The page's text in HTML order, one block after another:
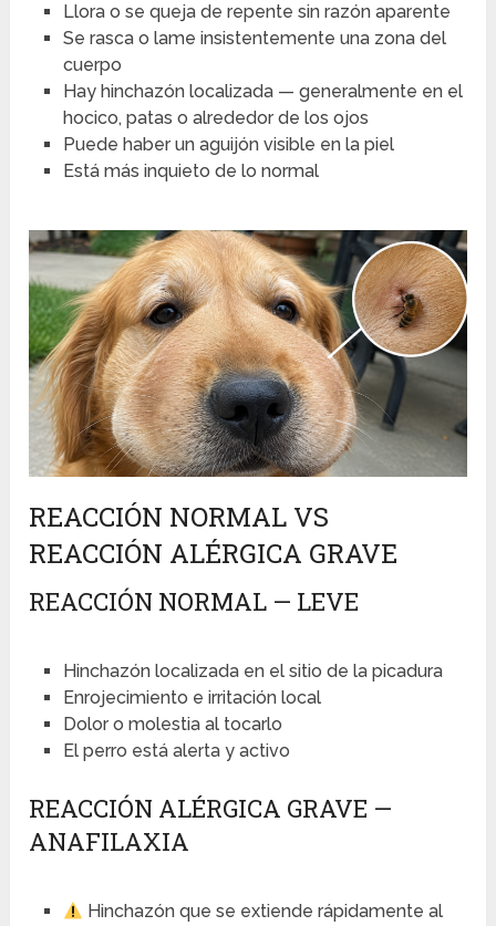
Llora o se queja de repente sin razón aparente
Se rasca o lame insistentemente una zona del
cuerpo
Hay hinchazón localizada — generalmente en el
hocico, patas o alrededor de los ojos
Puede haber un aguijón visible en la piel
Está más inquieto de lo normal
REACCIÓN NORMAL VS
REACCIÓN ALÉRGICA GRAVE
REACCIÓN NORMAL — LEVE
Hinchazón localizada en el sitio de la picadura
Enrojecimiento e irritación local
Dolor o molestia al tocarlo
El perro está alerta y activo
REACCIÓN ALÉRGICA GRAVE —
ANAFILAXIA
Hinchazón que se extiende rápidamente al